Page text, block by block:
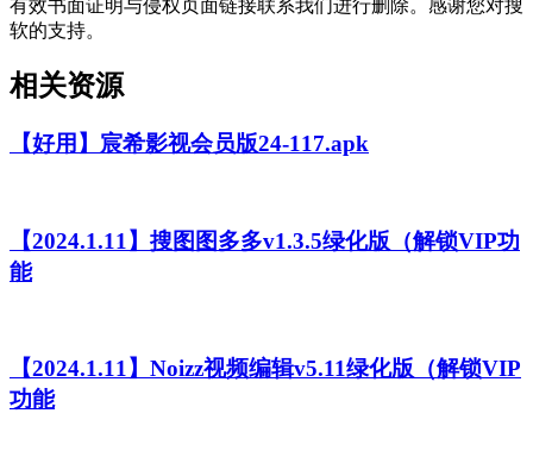
有效书面证明与侵权页面链接联系我们进行删除。感谢您对搜
软的支持。
相关资源
【好用】宸希影视会员版24-117.apk
【2024.1.11】搜图图多多v1.3.5绿化版（解锁VIP功
能
【2024.1.11】Noizz视频编辑v5.11绿化版（解锁VIP
功能